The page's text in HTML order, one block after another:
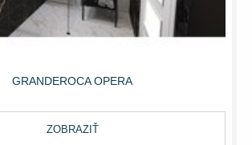
GRANDEROCA OPERA
ZOBRAZIŤ